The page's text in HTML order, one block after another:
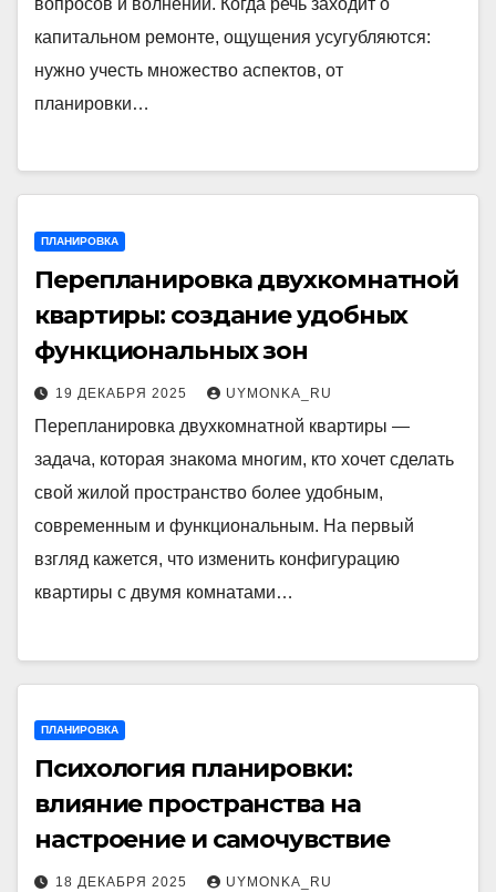
капитальном ремонте, ощущения усугубляются:
нужно учесть множество аспектов, от
планировки…
ПЛАНИРОВКА
Перепланировка двухкомнатной
квартиры: создание удобных
функциональных зон
19 ДЕКАБРЯ 2025 UYMONKA_RU
Перепланировка двухкомнатной квартиры —
задача, которая знакома многим, кто хочет сделать
свой жилой пространство более удобным,
современным и функциональным. На первый
взгляд кажется, что изменить конфигурацию
квартиры с двумя комнатами…
ПЛАНИРОВКА
Психология планировки:
влияние пространства на
настроение и самочувствие
18 ДЕКАБРЯ 2025 UYMONKA_RU